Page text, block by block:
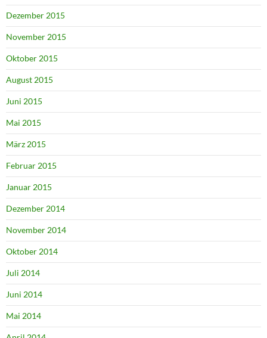
Dezember 2015
November 2015
Oktober 2015
August 2015
Juni 2015
Mai 2015
März 2015
Februar 2015
Januar 2015
Dezember 2014
November 2014
Oktober 2014
Juli 2014
Juni 2014
Mai 2014